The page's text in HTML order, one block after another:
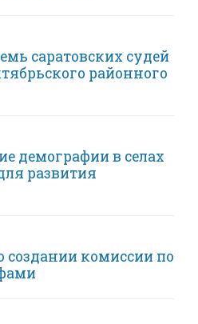
саратовских судей
районного
демографии в селах
развития
создании комиссии по